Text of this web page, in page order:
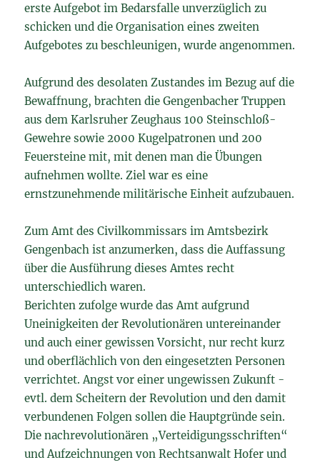
erste Aufgebot im Bedarsfalle unverzüglich zu
schicken und die Organisation eines zweiten
Aufgebotes zu beschleunigen, wurde angenommen.
Aufgrund des desolaten Zustandes im Bezug auf die
Bewaffnung, brachten die Gengenbacher Truppen
aus dem Karlsruher Zeughaus 100 Steinschloß-
Gewehre sowie 2000 Kugelpatronen und 200
Feuersteine mit, mit denen man die Übungen
aufnehmen wollte. Ziel war es eine
ernstzunehmende militärische Einheit aufzubauen.
Zum Amt des Civilkommissars im Amtsbezirk
Gengenbach ist anzumerken, dass die Auffassung
über die Ausführung dieses Amtes recht
unterschiedlich waren.
Berichten zufolge wurde das Amt aufgrund
Uneinigkeiten der Revolutionären untereinander
und auch einer gewissen Vorsicht, nur recht kurz
und oberflächlich von den eingesetzten Personen
verrichtet. Angst vor einer ungewissen Zukunft -
evtl. dem Scheitern der Revolution und den damit
verbundenen Folgen sollen die Hauptgründe sein.
Die nachrevolutionären „Verteidigungsschriften“
und Aufzeichnungen von Rechtsanwalt Hofer und